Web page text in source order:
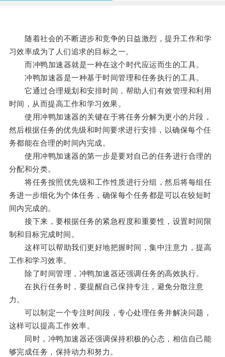
随着社会的不断进步和竞争的日益激烈，提升工作和学
习效率成为了人们追求的目标之一。
而冲鸭加速器就是一种在这个时代应运而生的工具。
冲鸭加速器是一种基于时间管理和任务执行的工具。
它通过合理规划和安排时间，帮助人们有效管理和利用
时间，从而提高工作和学习效果。
使用冲鸭加速器的关键在于将任务分解为更小的片段，
然后根据任务的优先级和时间要求进行安排，以确保每个任
务都能在合理的时间内完成。
使用冲鸭加速器的第一步是要对自己的任务进行合理的
分配和分类。
将任务按照优先级和工作性质进行分组，然后将每组任
务进一步细化为个体任务，确保每个任务都是可以在较短时
间内完成的。
接下来，要根据任务的紧急程度和重要性，设置时间限
制和目标完成时间。
这样可以帮助我们更好地把握时间，集中注意力，提高
工作和学习效率。
除了时间管理，冲鸭加速器还强调任务的高效执行。
在执行任务时，要提醒自己保持专注，避免分散注意
力。
可以制定一个专注时间段，专心处理任务并解决问题，
这样可以提高工作效率。
同时，冲鸭加速器还强调保持积极的心态，相信自己能
够完成任务，保持动力和努力。